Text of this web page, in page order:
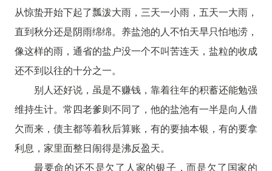
从惊蛰开始下起了瓢泼大雨，三天一小雨，五天一大雨，
直到秋分还是阴雨绵绵。养盐池的人不怕天旱只怕地涝，
像这样的雨，通省的盐户没一个不叫苦连天，盐粒的收成
还不到以往的十分之一。
别人还好说，虽是不赚钱，靠着往年的积蓄还能勉强
维持生计。常四老爹则不同了，他的盐池有一半是向人借
欠而来，债主都等着秋后算账，有的要抽本银，有的要拿
利息，家里面整日闹得是沸反盈天。
最要命的还不是欠了人家的银子，而是欠了国家的